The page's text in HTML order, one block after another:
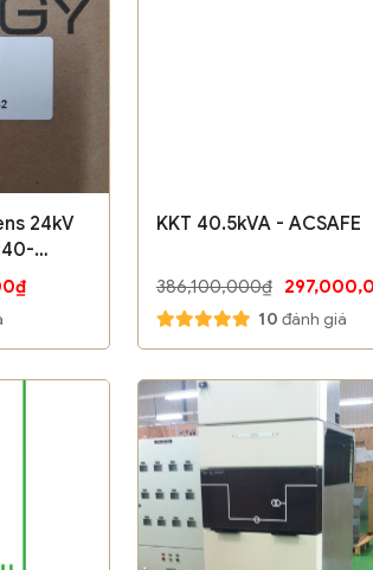
24kV
KKT 40.5kVA - ACSAFE
386,100,000₫
10 đánh giá